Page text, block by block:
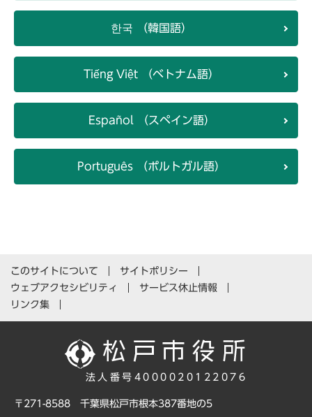
한국 （韓国語）
Tiếng Việt （ベトナム語）
Español （スペイン語）
Português （ポルトガル語）
このサイトについて
サイトポリシー
ウェブアクセシビリティ
サービス休止情報
リンク集
法人番号4000020122076
〒271-8588 千葉県松戸市根本387番地の5